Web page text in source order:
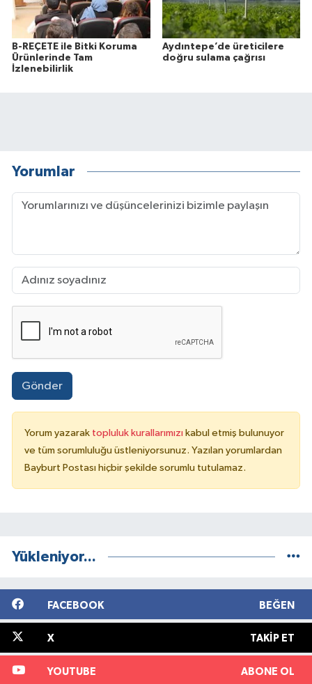
B-REÇETE ile Bitki Koruma
Ürünlerinde Tam
İzlenebilirlik
Aydıntepe’de üreticilere
doğru sulama çağrısı
Yorumlar
Gönder
Yorum yazarak topluluk kurallarımızı kabul etmiş bulunuyor
ve tüm sorumluluğu üstleniyorsunuz. Yazılan yorumlardan
Bayburt Postası hiçbir şekilde sorumlu tutulamaz.
Yükleniyor...
FACEBOOK BEĞEN
X TAKIP ET
YOUTUBE ABONE OL